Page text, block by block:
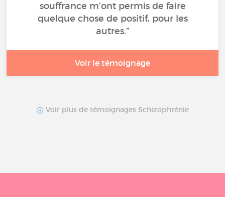
souffrance m’ont permis de faire
quelque chose de positif, pour les
autres.”
Voir le témoignage
Voir plus de témoignages Schizophrénie